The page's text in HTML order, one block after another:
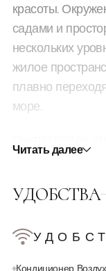
красоты.
садами и
нескольких
жилое
плавно
море.
планировкой с
просторную
интерьер, а
Читать далее
УДОБСТВА
Кондиционер